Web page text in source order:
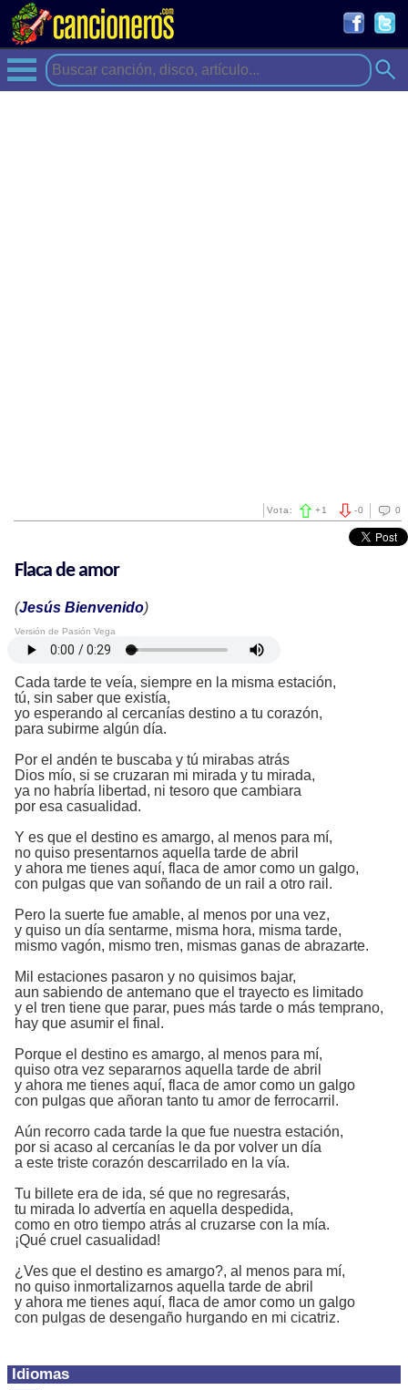
0
-0
Vota: +1
Idiomas
Flaca de amor
(Jesús Bienvenido)
Versión de Pasión Vega
Cada tarde te veía, siempre en la misma estación,
tú, sin saber que existía,
yo esperando al cercanías destino a tu corazón,
para subirme algún día.
Por el andén te buscaba y tú mirabas atrás
Dios mío, si se cruzaran mi mirada y tu mirada,
ya no habría libertad, ni tesoro que cambiara
por esa casualidad.
Y es que el destino es amargo, al menos para mí,
no quiso presentarnos aquella tarde de abril
y ahora me tienes aquí, flaca de amor como un galgo,
con pulgas que van soñando de un rail a otro rail.
Pero la suerte fue amable, al menos por una vez,
y quiso un día sentarme, misma hora, misma tarde,
mismo vagón, mismo tren, mismas ganas de abrazarte.
Mil estaciones pasaron y no quisimos bajar,
aun sabiendo de antemano que el trayecto es limitado
y el tren tiene que parar, pues más tarde o más temprano,
hay que asumir el final.
Porque el destino es amargo, al menos para mí,
quiso otra vez separarnos aquella tarde de abril
y ahora me tienes aquí, flaca de amor como un galgo
con pulgas que añoran tanto tu amor de ferrocarril.
Aún recorro cada tarde la que fue nuestra estación,
por si acaso al cercanías le da por volver un día
a este triste corazón descarrilado en la vía.
Tu billete era de ida, sé que no regresarás,
tu mirada lo advertía en aquella despedida,
como en otro tiempo atrás al cruzarse con la mía.
¡Qué cruel casualidad!
¿Ves que el destino es amargo?, al menos para mí,
no quiso inmortalizarnos aquella tarde de abril
y ahora me tienes aquí, flaca de amor como un galgo
con pulgas de desengaño hurgando en mi cicatriz.